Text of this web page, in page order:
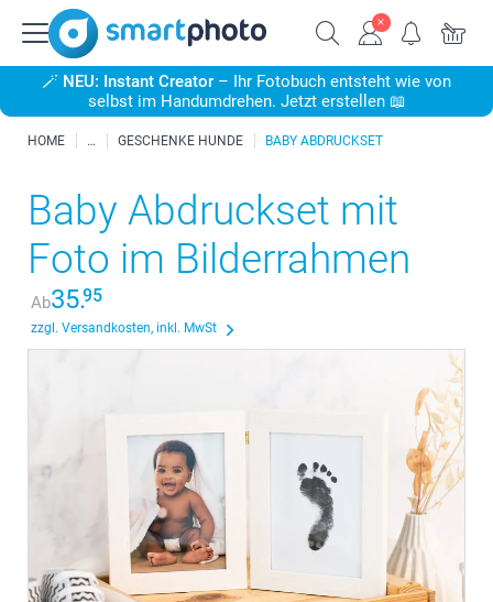
🪄 NEU: Instant Creator – Ihr Fotobuch entsteht wie von
selbst im Handumdrehen. Jetzt erstellen 📖
HOME GESCHENKE HUNDE BABY ABDRUCKSET
Baby Abdruckset mit
Foto im Bilderrahmen
Ab35.95
zzgl. Versandkosten, inkl. MwSt